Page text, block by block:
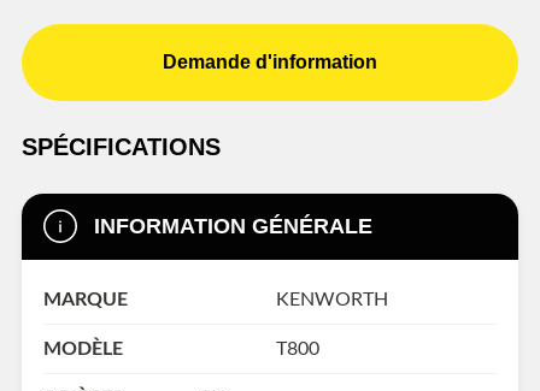
Demande d'information
SPÉCIFICATIONS
INFORMATION GÉNÉRALE
MARQUE KENWORTH
MODÈLE T800